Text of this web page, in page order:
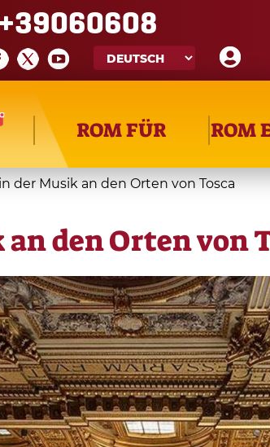
ROM FÜR ROM
der Musik an den Orten von Tosca
den Orten von